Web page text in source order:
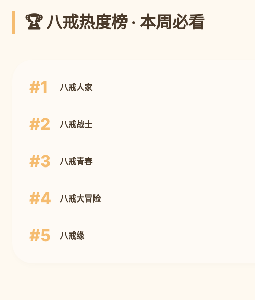
🏆 八戒热度榜 · 本周必看
#1 八戒人家
#2 八戒战士
#3 八戒青春
#4 八戒大冒险
#5 八戒缘